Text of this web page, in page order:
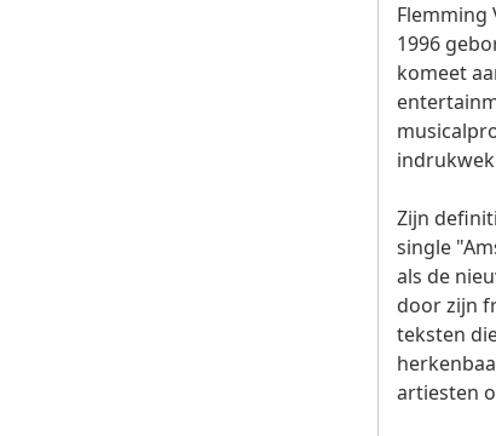
Flemming
1996
komeet
Zijn
single
als de
door zijn
teksten
artiesten